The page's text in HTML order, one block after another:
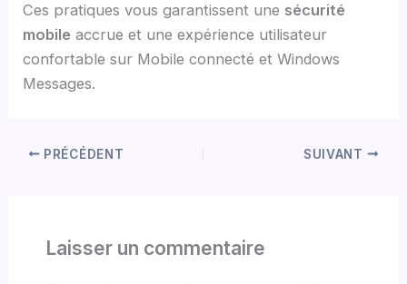
Ces pratiques vous garantissent une sécurité
mobile accrue et une expérience utilisateur
confortable sur Mobile connecté et Windows
Messages.
PRÉCÉDENT SUIVANT
Laisser un commentaire